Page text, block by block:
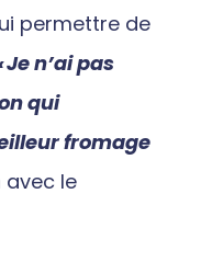
permettre de
Je n’ai pas
qui
fromage
avec le